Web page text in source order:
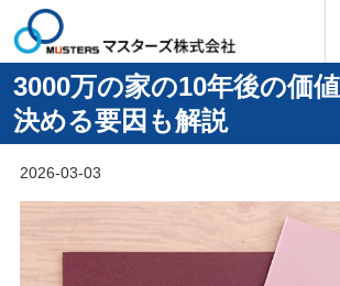
3000万の家の10年後の価
決める要因も解説
2026-03-03